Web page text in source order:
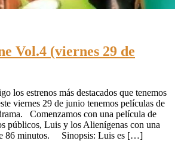
Vol.4 (viernes 29 de
los estrenos más destacados que tenemos
viernes 29 de junio tenemos películas de
Comenzamos con una película de
públicos, Luis y los Alienígenas con una
86 minutos. Sinopsis: Luis es […]